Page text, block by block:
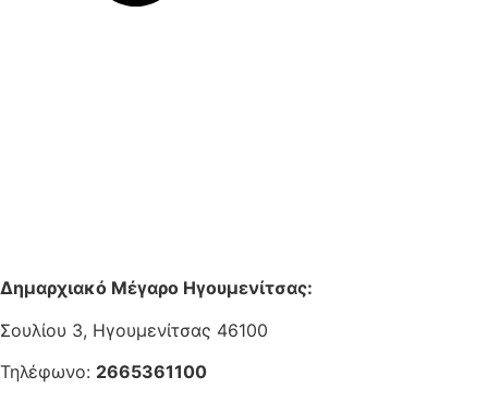
Δημαρχιακό Μέγαρο Ηγουμενίτσας:
Σουλίου 3, Ηγουμενίτσας 46100
Τηλέφωνο: 2665361100